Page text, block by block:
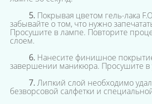
5. Покрывая цветом гель-лака
забывайте о том, что нужно
Просушите в лампе. Повторите
слоем.
6. Нанесите финишное
завершении маникюра. Просушите в
7. Липкий слой необходимо
безворсовой салфетки и